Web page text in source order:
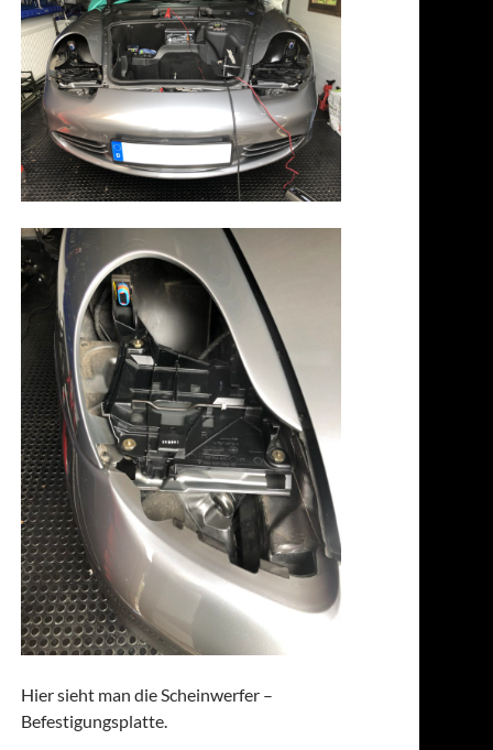
Hier sieht man die Scheinwerfer –
Befestigungsplatte.